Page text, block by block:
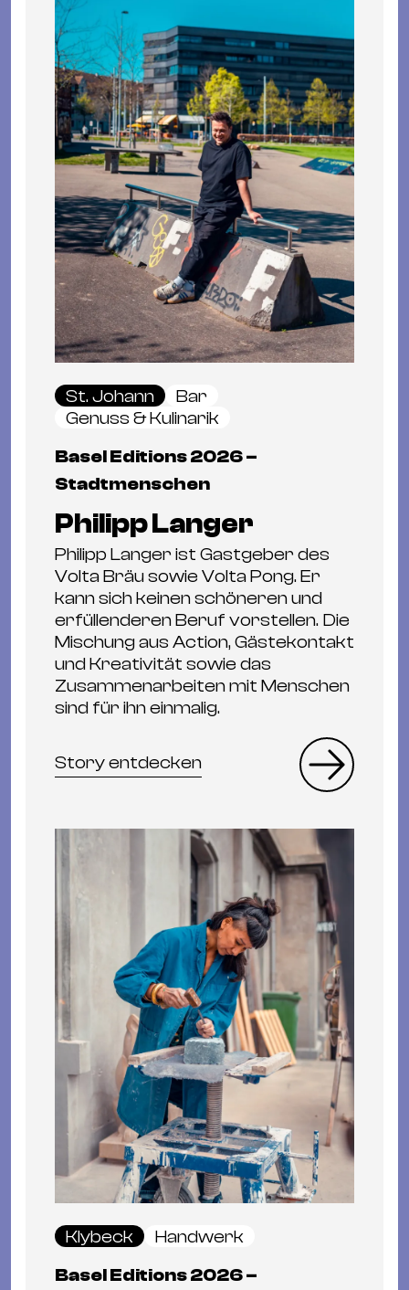
St. Johann
Bar
Genuss & Kulinarik
Basel Editions 2026 –
Stadtmenschen
Philipp Langer
Philipp Langer ist Gastgeber des
Volta Bräu sowie Volta Pong. Er
kann sich keinen schöneren und
erfüllenderen Beruf vorstellen. Die
Mischung aus Action, Gästekontakt
und Kreativität sowie das
Zusammenarbeiten mit Menschen
sind für ihn einmalig.
Story entdecken
Klybeck
Handwerk
Basel Editions 2026 –